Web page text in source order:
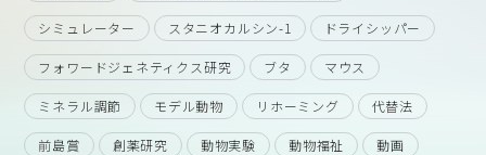
シミュレーター スタニオカルシン-1 ドライシッパー
フォワードジェネティクス研究 ブタ マウス
ミネラル調節 モデル動物 リホーミング 代替法
前島賞 創薬研究 動物実験 動物福祉 動画